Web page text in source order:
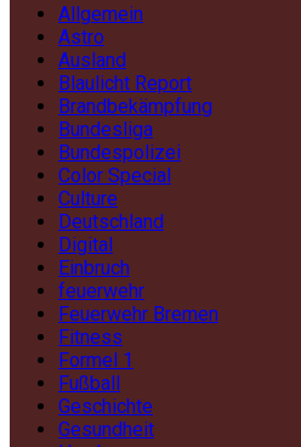
Allgemein
Astro
Ausland
Blaulicht Report
Brandbekämpfung
Bundesliga
Bundespolizei
Color Special
Culture
Deutschland
Digital
Einbruch
feuerwehr
Feuerwehr Bremen
Fitness
Formel 1
Fußball
Geschichte
Gesundheit